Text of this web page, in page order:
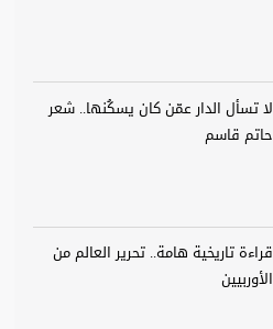
لا تسأل الدار عمّن كان يسكُنها.. شعر
حاتم قاسم
قراءة تاريخية هامة.. تحرير العالم من
الأوربيين